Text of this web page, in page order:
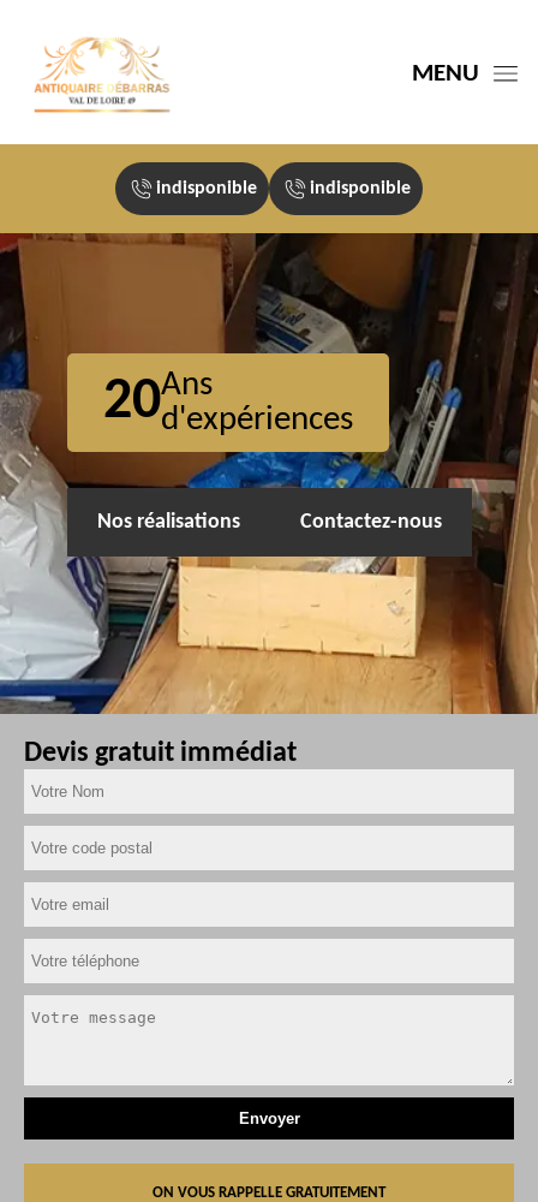
MENU
indisponible indisponible
20Ans
d'expériences
Nos réalisations Contactez-nous
Devis gratuit immédiat
ON VOUS RAPPELLE GRATUITEMENT